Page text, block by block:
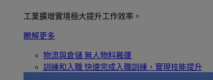
工業擴增實境極大提升工作效率。
瞭解更多
物流與倉儲 無人物料搬運
訓練和入職 快速完成入職訓練，實現技能提升